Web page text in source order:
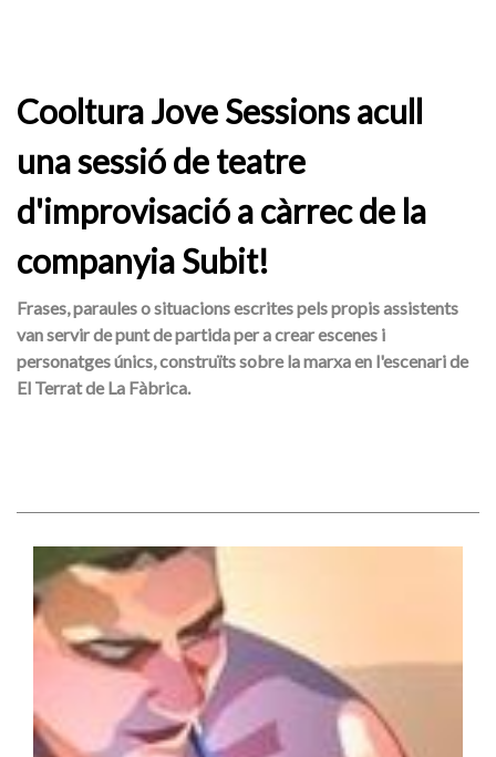
Cooltura Jove Sessions acull
una sessió de teatre
d'improvisació a càrrec de la
companyia Subit!
Frases, paraules o situacions escrites pels propis assistents
van servir de punt de partida per a crear escenes i
personatges únics, construïts sobre la marxa en l'escenari de
El Terrat de La Fàbrica.